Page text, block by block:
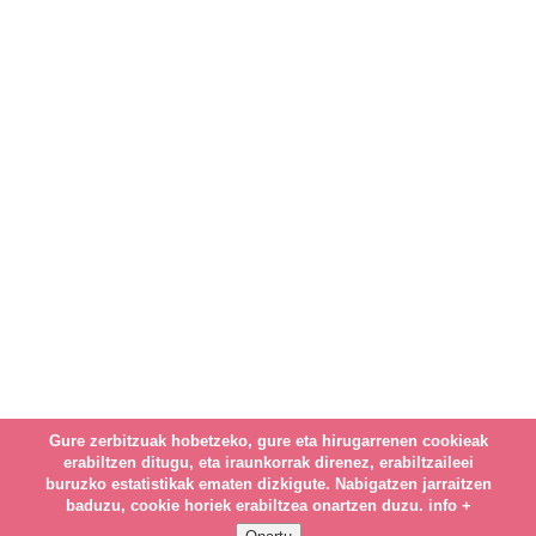
Gure zerbitzuak hobetzeko, gure eta hirugarrenen cookieak
erabiltzen ditugu, eta iraunkorrak direnez, erabiltzaileei
buruzko estatistikak ematen dizkigute. Nabigatzen jarraitzen
baduzu, cookie horiek erabiltzea onartzen duzu. info +